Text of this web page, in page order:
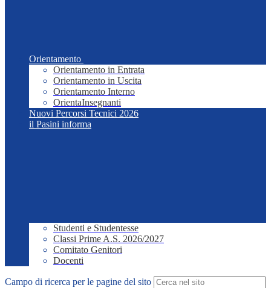
Orientamento
Orientamento in Entrata
Orientamento in Uscita
Orientamento Interno
OrientaInsegnanti
Nuovi Percorsi Tecnici 2026
il Pasini informa
Studenti e Studentesse
Classi Prime A.S. 2026/2027
Comitato Genitori
Docenti
Campo di ricerca per le pagine del sito